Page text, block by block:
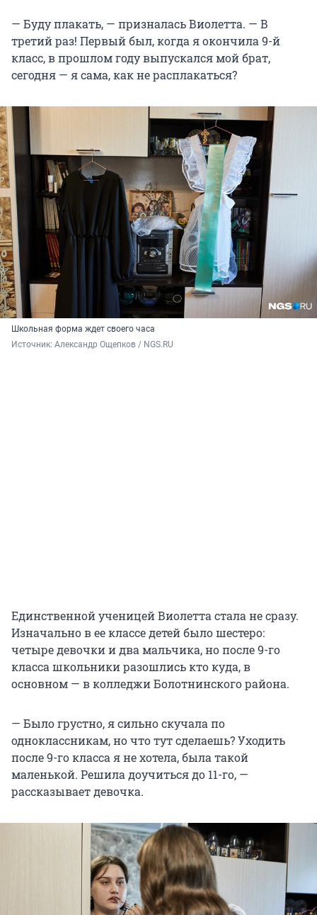
— Буду плакать, — призналась Виолетта. — В
третий раз! Первый был, когда я окончила 9-й
класс, в прошлом году выпускался мой брат,
сегодня — я сама, как не расплакаться?
Школьная форма ждет своего часа
Источник: Александр Ощепков / NGS.RU
Единственной ученицей Виолетта стала не сразу.
Изначально в ее классе детей было шестеро:
четыре девочки и два мальчика, но после 9-го
класса школьники разошлись кто куда, в
основном — в колледжи Болотнинского района.
— Было грустно, я сильно скучала по
одноклассникам, но что тут сделаешь? Уходить
после 9-го класса я не хотела, была такой
маленькой. Решила доучиться до 11-го, —
рассказывает девочка.